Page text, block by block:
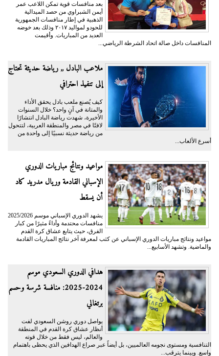
بعد منافسات قوية تمكن اللاعب عمر
أيمن الشبراوي من حصد الميدالية
الذهبية في إطار منافسات الجمهورية
للحودو لمواليد ٢٠١٧ وذلك بعد خوضه
العديد من المباريات. وأقيمت
المنافسات داخل صالة اتحاد الشرطة الرياضي...
ملاعب البادل ,, رياضة حديثة تحتاج
إلى تنفيذ احترافي
كيف يُصنع ملعب بادل يحقق الأداء
والمتانة في آنٍ واحد؟ خلال السنوات
الأخيرة، شهدت رياضة البادل انتشارًا
لافتًا في مصر والمنطقة العربية، لتتحول
من رياضة حديثة نسبيًا إلى واحدة من
أسرع الألعاب...
مواعيد ونتائج مباريات الدوري
الإسباني القادمة وريال مدريد كاد
أن يسقط
يشهد الدوري الإسباني موسم 2025/2026
منافسات محتدمة وأداءً مثيرًا من كبار
الفرق، حيث يتابع عشاق كرة القدم
مواعيد ونتائج مباريات الدوري الإسباني عن كثب لمعرفة آخر نتائج المباريات القادمة
والماضية. وتشهد الأسابيع...
هدافي الدوري السعودي موسم
2024-2025: منافسة شرسة وحسم
برتغالي
يواصل دوري روشن السعودي لفت
أنظار عشاق كرة القدم في المنطقة
والعالم، ليس فقط من خلال قوته
التنافسية ومستوى نجومه العالميين، بل أيضاً عبر صراع الهدافين الذي يحظى باهتمام
واسع. وبينما يترقب...